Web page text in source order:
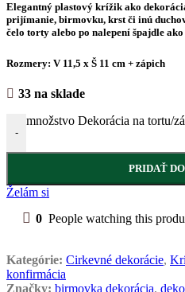
Elegantný plastový krížik ako
prijímanie, birmovku, krst či inú
čelo torty alebo po nalepení špajdle
Rozmery: V 11,5 x Š 11 cm + zápich
33 na sklade
-
množstvo Dekorácia na tortu/
PRIDAŤ
Želám si
0 People watching this
Kategórie: Cirkevné dekorácie,
konfirmácia
Značky: birmovka dekorácia,